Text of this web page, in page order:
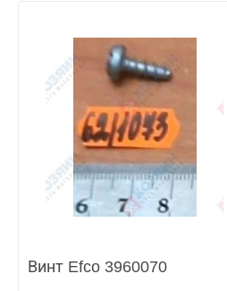
Винт Efco 3960070